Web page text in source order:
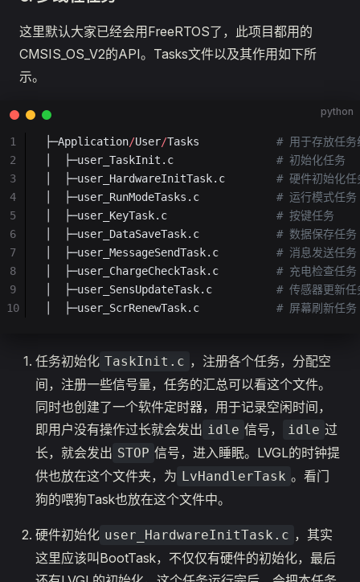
这里默认大家已经会用FreeRTOS了，此项目都用的
CMSIS_OS_V2的API。Tasks文件以及其作用如下所
示。
python
├─Application/User/Tasks # 用于存放任务
│  ├─user_TaskInit.c # 初始化任务
│  ├─user_HardwareInitTask.c # 硬件初始化任
│  ├─user_RunModeTasks.c # 运行模式任务
│  ├─user_KeyTask.c # 按键任务
│  ├─user_DataSaveTask.c # 数据保存任务
│  ├─user_MessageSendTask.c # 消息发送任务
│  ├─user_ChargeCheckTask.c # 充电检查任务
│  ├─user_SensUpdateTask.c # 传感器更新任
│  ├─user_ScrRenewTask.c # 屏幕刷新任务
1
2
3
4
5
6
7
8
9
10
任务初始化 TaskInit.c ，注册各个任务，分配空
间，注册一些信号量，任务的汇总可以看这个文件。
同时也创建了一个软件定时器，用于记录空闲时间，
即用户没有操作过长就会发出 idle 信号， idle 过
长，就会发出 STOP 信号，进入睡眠。LVGL的时钟提
供也放在这个文件夹，为 LvHandlerTask 。看门
狗的喂狗Task也放在这个文件中。
硬件初始化 user_HardwareInitTask.c ，其实
这里应该叫BootTask，不仅仅有硬件的初始化，最后